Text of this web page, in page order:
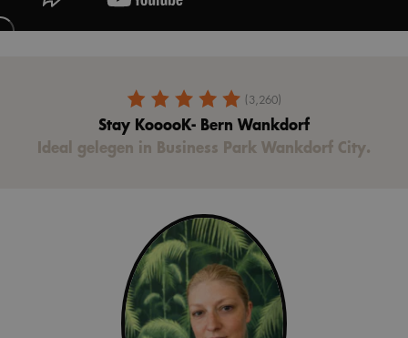
(3,260)
Stay KooooK- Bern Wankdorf
Ideal gelegen in Business Park Wankdorf City.